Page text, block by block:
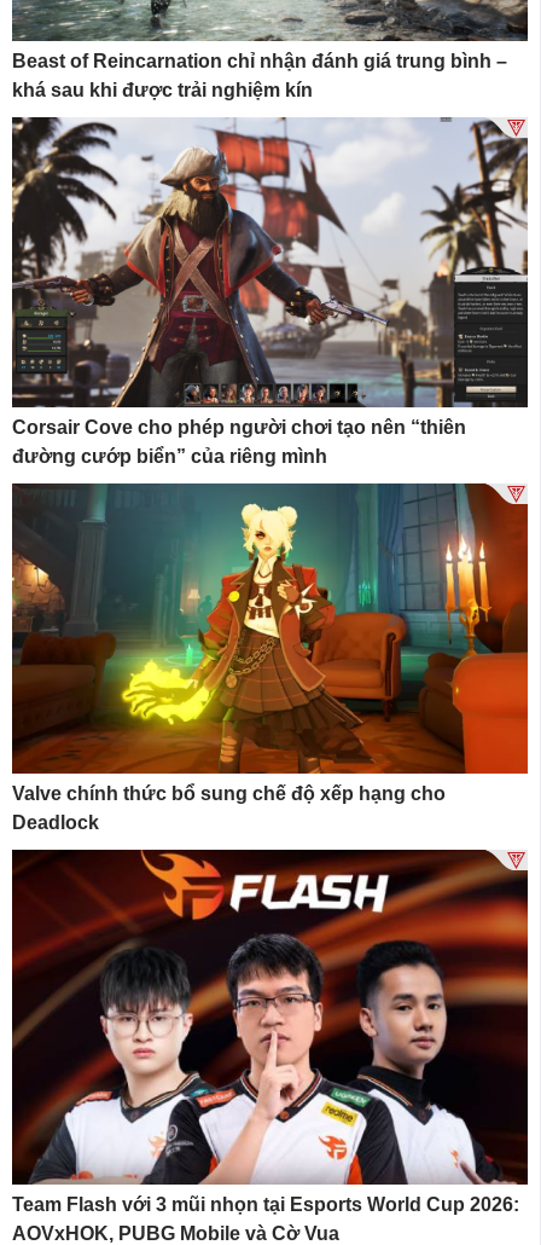
Beast of Reincarnation chỉ nhận đánh giá trung bình –
khá sau khi được trải nghiệm kín
Corsair Cove cho phép người chơi tạo nên “thiên
đường cướp biển” của riêng mình
Valve chính thức bổ sung chế độ xếp hạng cho
Deadlock
Team Flash với 3 mũi nhọn tại Esports World Cup 2026:
AOVxHOK, PUBG Mobile và Cờ Vua